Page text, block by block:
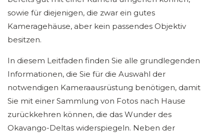
sowie für diejenigen, die zwar ein gutes
Kameragehäuse, aber kein passendes Objektiv
besitzen.
In diesem Leitfaden finden Sie alle grundlegenden
Informationen, die Sie für die Auswahl der
notwendigen Kameraausrüstung benötigen, damit
Sie mit einer Sammlung von Fotos nach Hause
zurückkehren können, die das Wunder des
Okavango-Deltas widerspiegeln. Neben der